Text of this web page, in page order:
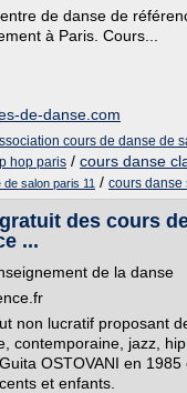
de danse de
à Paris. Cours...
de-danse.com
cours de danse de
hop paris / cours danse
salon paris 11 / cours danse
des cours
...
de la danse
non lucratif proposant
contemporaine, jazz, hip
OSTOVANI en
et enfants.